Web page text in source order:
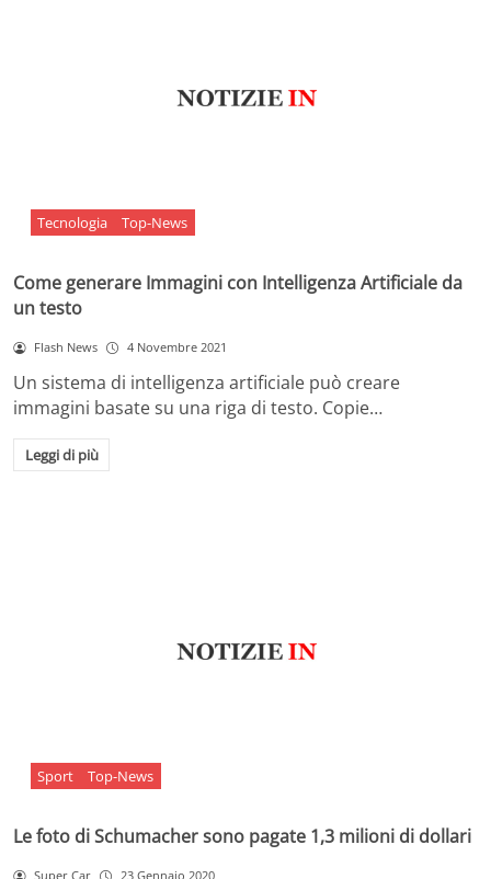
Tecnologia Top-News
Come generare Immagini con Intelligenza Artificiale da
un testo
Flash News 4 Novembre 2021
Un sistema di intelligenza artificiale può creare
immagini basate su una riga di testo. Copie…
Leggi di più
Sport Top-News
Le foto di Schumacher sono pagate 1,3 milioni di dollari
Super Car 23 Gennaio 2020